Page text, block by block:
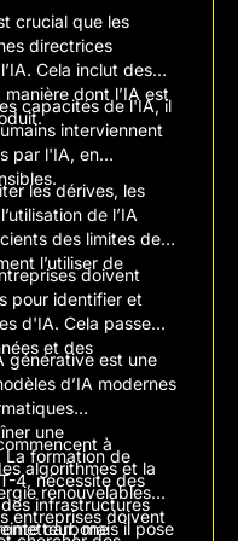
crucial que les
directrices
Cela inclut des
dont l’IA est
capacités de l'IA, il
interviennent
par l'IA, en
les dérives, les
de l’IA
des limites de
l’utiliser de
doivent
pour identifier et
d'IA. Cela passe
et des
générative est une
d’IA modernes
une
La formation de
4, nécessite des
infrastructures
carbone
à
algorithmes et la
renouvelables
entreprises doivent
mais il pose